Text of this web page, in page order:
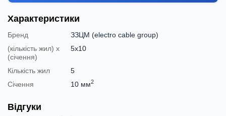
Характеристики
Бренд
ЗЗЦМ (electro cable group)
(кількість жил) х
(січення)
5х10
Кількість жил
5
Січення
10 мм2
Відгуки